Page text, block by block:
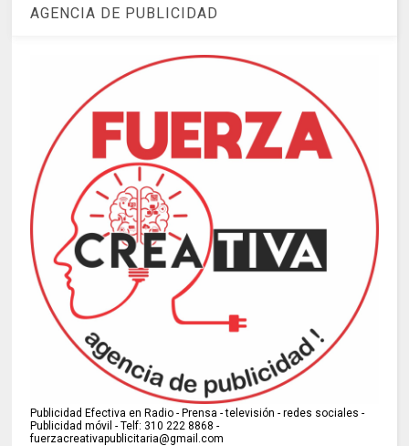
AGENCIA DE PUBLICIDAD
Publicidad Efectiva en Radio - Prensa - televisión - redes sociales -
Publicidad móvil - Telf: 310 222 8868 -
fuerzacreativapublicitaria@gmail.com